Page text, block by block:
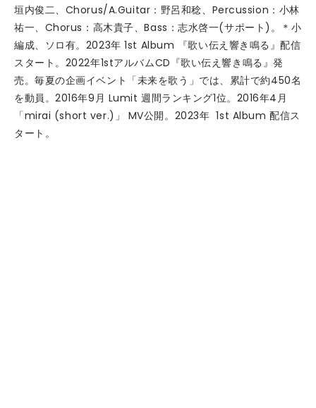
垣内俊二、Chorus/A.Guitar：野呂和稔、Percussion：小林
祐一、Chorus：高木貴子、Bass：志水啓一(サポート)。＊小
編成、ソロ有。2023年 1st Album 『歌い伝え響き鳴る』配信
スタート。2022年1stアルバムCD『歌い伝え響き鳴る』発
売。毎夏の企画イベント「未来を歌う」では、累計で約450名
を動員。2016年9月 Lumit 週間ランキング1位。2016年4月
「mirai (short ver.)」 MV公開。2023年 1st Album 配信ス
タート。